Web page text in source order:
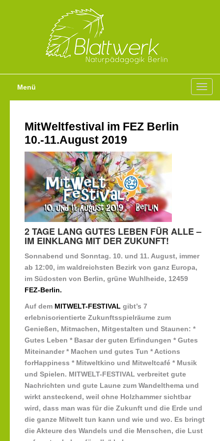
Menü
MitWeltfestival im FEZ Berlin
10.-11.August 2019
2 TAGE LANG GUTES LEBEN FÜR ALLE –
IM EINKLANG MIT DER ZUKUNFT!
Sonnabend und Sonntag. 10. und 11. August, immer
ab 12:00, im waldreichsten Bezirk von ganz Europa,
im Südosten von Berlin, grüne Wuhlheide, 12459
FEZ-Berlin.
Auf dem MITWELT-FESTIVAL gibt’s 7
erlebnisorientierte Zukunftsspielräume zum
Genießen, Mitmachen, Mitgestalten und Staunen: *
Gutes Leben * Basar der guten Erfindungen * Gutes
Miteinander * Machen und gutes Tun * Actions
forHappiness * Mitweltkino und Mitweltcafé * Musik
und Spielen. MITWELT-FESTIVAL verbreitet gute
Nachrichten und gute Laune zum Wandelthema und
wirkt ansteckend, weil ohne Holzhammer sichtbar
wird, dass man was für die Zukunft und die Erde und
die ganze Mitwelt tun kann und wie und wo. Es bringt
die Akteure des Wandels und die Menschen, die Lust